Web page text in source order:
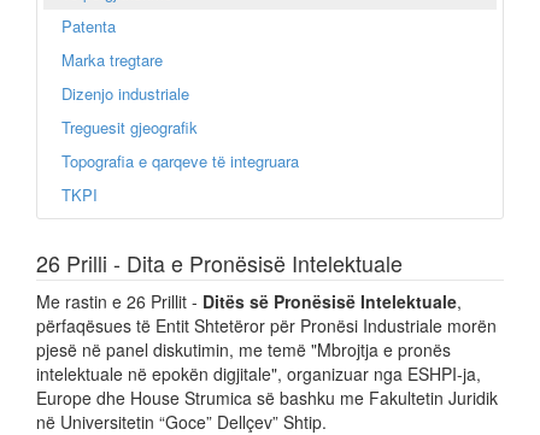
Patenta
Marka tregtare
Dizenjo industriale
Treguesit gjeografik
Topografia e qarqeve të integruara
TKPI
26 Prilli - Dita e Pronësisë Intelektuale
Me rastin e 26 Prillit - Ditës së Pronësisë Intelektuale,
përfaqësues të Entit Shtetëror për Pronësi Industriale morën
pjesë në panel diskutimin, me temë "Mbrojtja e pronës
intelektuale në epokën digjitale", organizuar nga ESHPI-ja,
Europe dhe House Strumica së bashku me Fakultetin Juridik
në Universitetin “Goce” Dellçev” Shtip.